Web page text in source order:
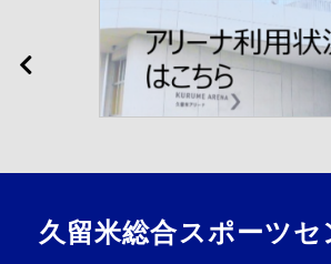
久留米総合スポーツセ